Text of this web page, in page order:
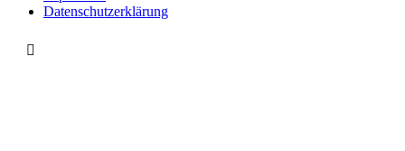
Datenschutzerklärung